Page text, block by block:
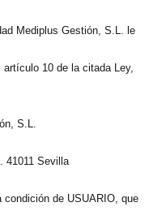
Mediplus Gestión, S.L. le
10 de la citada Ley,
S.L.
41011 Sevilla
de USUARIO, que